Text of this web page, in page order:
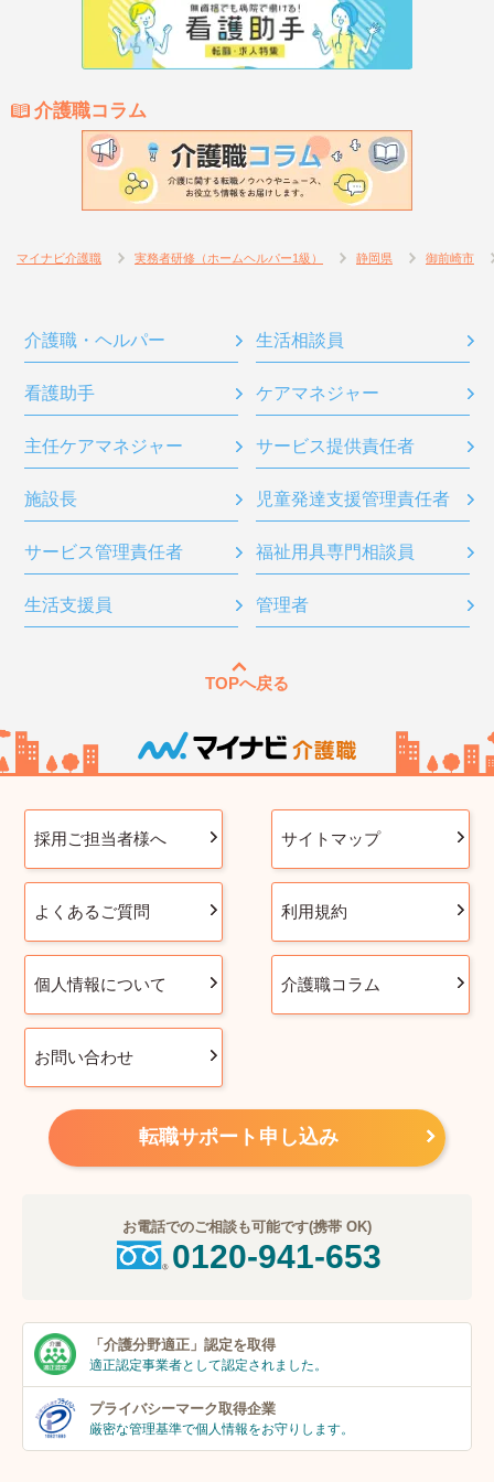
介護職コラム
マイナビ介護職 実務者研修（ホームヘルパー1級） 静岡県 御前崎市
介護職・ヘルパー 生活相談員
看護助手 ケアマネジャー
主任ケアマネジャー サービス提供責任者
施設長 児童発達支援管理責任者
サービス管理責任者 福祉用具専門相談員
生活支援員 管理者
TOPへ戻る
採用ご担当者様へ サイトマップ
よくあるご質問 利用規約
個人情報について 介護職コラム
お問い合わせ
転職サポート申し込み
お電話でのご相談も可能です(携帯 OK)
0120-941-653
「介護分野適正」 認定を取得
適正認定事業者として認定されました。
プライバシーマーク取得企業
厳密な管理基準で個人情報をお守りします。